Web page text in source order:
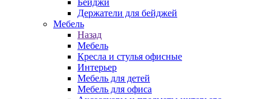
Бейджи
Держатели для бейджей
Мебель
Назад
Мебель
Кресла и стулья офисные
Интерьер
Мебель для детей
Мебель для офиса